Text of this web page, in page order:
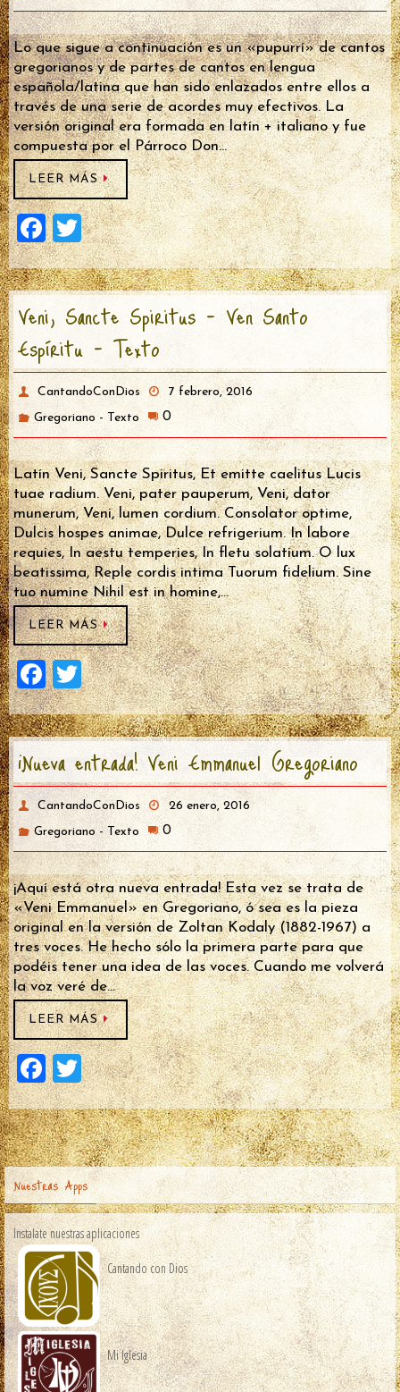
Lo que sigue a continuación es un «pupurrí» de cantos
gregorianos y de partes de cantos en lengua
española/latina que han sido enlazados entre ellos a
través de una serie de acordes muy efectivos. La
versión original era formada en latín + italiano y fue
compuesta por el Párroco Don…
LEER MÁS
F
a
ce
b
o
o
k
T
wi
tt
er
Veni, Sancte Spiritus – Ven Santo
Espíritu – Texto
CantandoConDios
7 febrero, 2016
Gregoriano - Texto
0
Latín Veni, Sancte Spiritus, Et emitte caelitus Lucis
tuae radium. Veni, pater pauperum, Veni, dator
munerum, Veni, lumen cordium. Consolator optime,
Dulcis hospes animae, Dulce refrigerium. In labore
requies, In aestu temperies, In fletu solatium. O lux
beatissima, Reple cordis intima Tuorum fidelium. Sine
tuo numine Nihil est in homine,…
LEER MÁS
F
a
ce
b
o
o
k
T
wi
tt
er
¡Nueva entrada! Veni Emmanuel Gregoriano
CantandoConDios
26 enero, 2016
Gregoriano - Texto
0
¡Aquí está otra nueva entrada! Esta vez se trata de
«Veni Emmanuel» en Gregoriano, ó sea es la pieza
original en la versión de Zoltan Kodaly (1882-1967) a
tres voces. He hecho sólo la primera parte para que
podéis tener una idea de las voces. Cuando me volverá
la voz veré de…
LEER MÁS
F
a
ce
b
o
o
k
T
wi
tt
er
Nuestras Apps
Instalate nuestras aplicaciones
Cantando con Dios
Mi Iglesia